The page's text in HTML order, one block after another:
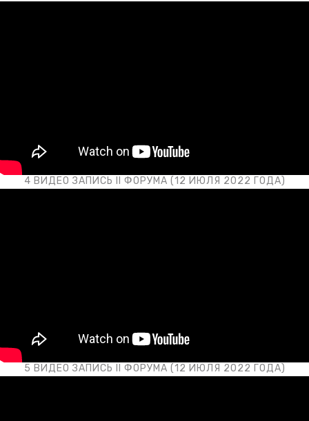
4 ВИДЕО ЗАПИСЬ II ФОРУМА (12 ИЮЛЯ 2022 ГОДА)
5 ВИДЕО ЗАПИСЬ II ФОРУМА (12 ИЮЛЯ 2022 ГОДА)